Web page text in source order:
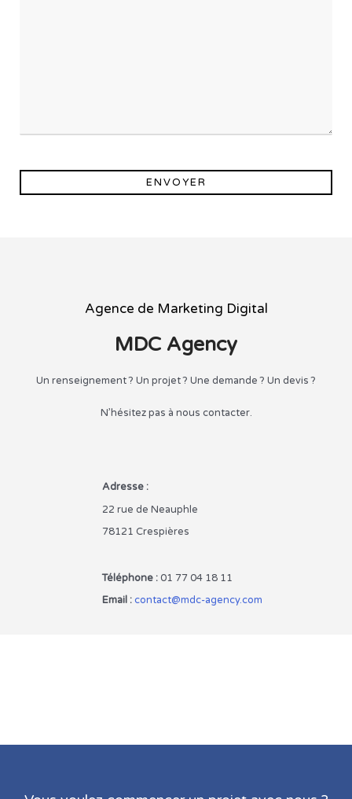
ENVOYER
Agence de Marketing Digital
MDC Agency
Un renseignement ? Un projet ? Une demande ? Un devis ?
N’hésitez pas à nous contacter.
Adresse :
22 rue de Neauphle
78121 Crespières
Téléphone :01 77 04 18 11
Email :contact@mdc-agency.com